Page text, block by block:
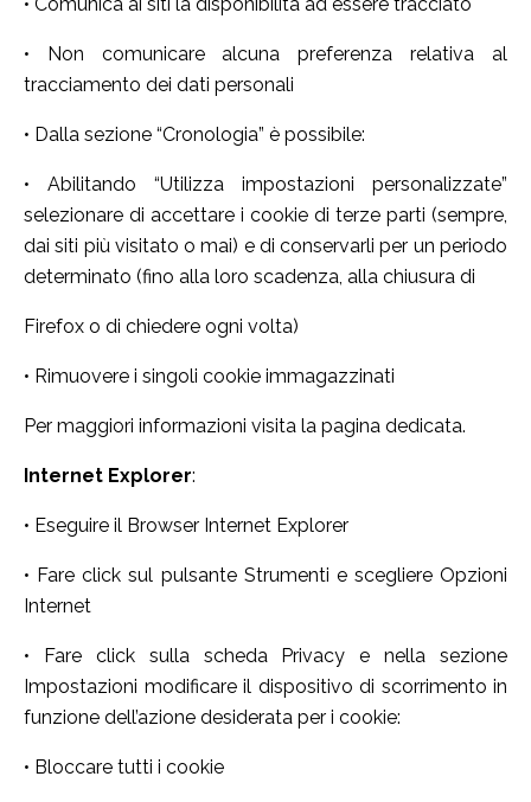
• Comunica ai siti la disponibilità ad essere tracciato
• Non comunicare alcuna preferenza relativa al
tracciamento dei dati personali
• Dalla sezione “Cronologia” è possibile:
• Abilitando “Utilizza impostazioni personalizzate”
selezionare di accettare i cookie di terze parti (sempre,
dai siti più visitato o mai) e di conservarli per un periodo
determinato (fino alla loro scadenza, alla chiusura di
Firefox o di chiedere ogni volta)
• Rimuovere i singoli cookie immagazzinati
Per maggiori informazioni visita la pagina dedicata.
Internet Explorer:
• Eseguire il Browser Internet Explorer
• Fare click sul pulsante Strumenti e scegliere Opzioni
Internet
• Fare click sulla scheda Privacy e nella sezione
Impostazioni modificare il dispositivo di scorrimento in
funzione dell’azione desiderata per i cookie:
• Bloccare tutti i cookie